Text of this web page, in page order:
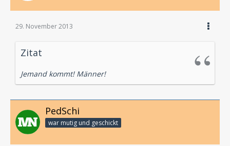
29. November 2013
Zitat
Jemand kommt! Männer!
PedSchi
war mutig und geschickt